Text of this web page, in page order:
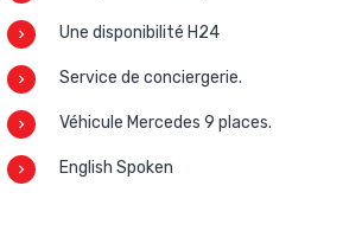
Une disponibilité H24
Service de conciergerie.
Véhicule Mercedes 9 places.
English Spoken